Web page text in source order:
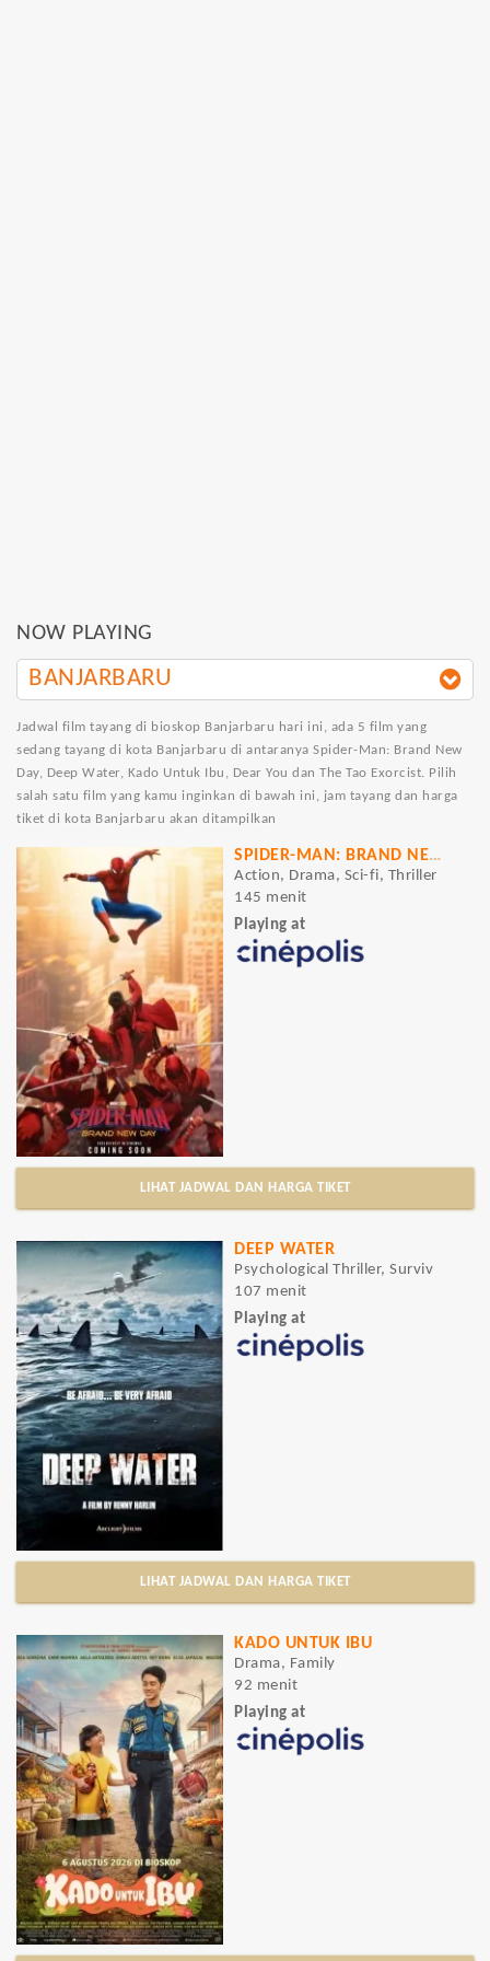
NOW PLAYING
BANJARBARU
Jadwal film tayang di bioskop Banjarbaru hari ini, ada 5 film yang
sedang tayang di kota Banjarbaru di antaranya Spider-Man: Brand New
Day, Deep Water, Kado Untuk Ibu, Dear You dan The Tao Exorcist. Pilih
salah satu film yang kamu inginkan di bawah ini, jam tayang dan harga
tiket di kota Banjarbaru akan ditampilkan
SPIDER-MAN: BRAND NEW DAY
Action, Drama, Sci-fi, Thriller
145 menit
Playing at
LIHAT JADWAL DAN HARGA TIKET
DEEP WATER
Psychological Thriller, Surviv
107 menit
Playing at
LIHAT JADWAL DAN HARGA TIKET
KADO UNTUK IBU
Drama, Family
92 menit
Playing at